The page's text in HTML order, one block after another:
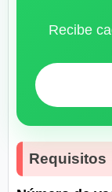
Recibe
Requisitos